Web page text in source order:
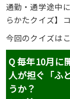
通勤・通学途中
らかたクイズ】
今回のクイズは
Q 毎年10月に
人が担ぐ「ふ
うか？